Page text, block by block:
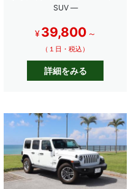
SUV ―
¥ 39,800 ～
（１日・税込）
詳細をみる